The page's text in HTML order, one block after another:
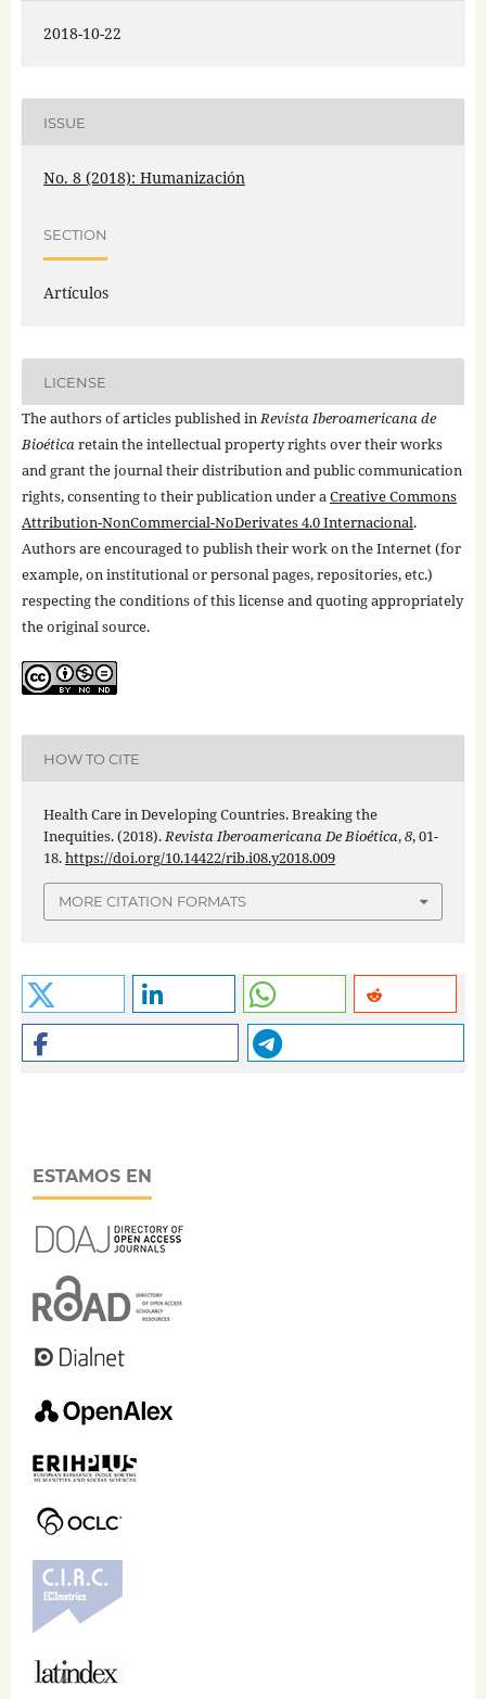
2018-10-22
ISSUE
No. 8 (2018): Humanización
SECTION
Artículos
LICENSE
The authors of articles published inRevista Iberoamericana de
Bioéticaretain the intellectual property rights over their works
and grant the journal their distribution and public communication
rights, consenting to their publication under aCreative Commons
Attribution-NonCommercial-NoDerivates 4.0 Internacional.
Authors are encouraged to publish their work on the Internet (for
example, on institutional or personal pages, repositories, etc.)
respecting the conditions of this license and quoting appropriately
the original source.
HOW TO CITE
Health Care in Developing Countries. Breaking the
Inequities. (2018).Revista Iberoamericana De Bioética,8, 01-
18.https://doi.org/10.14422/rib.i08.y2018.009
MORE CITATION FORMATS
ESTAMOS EN